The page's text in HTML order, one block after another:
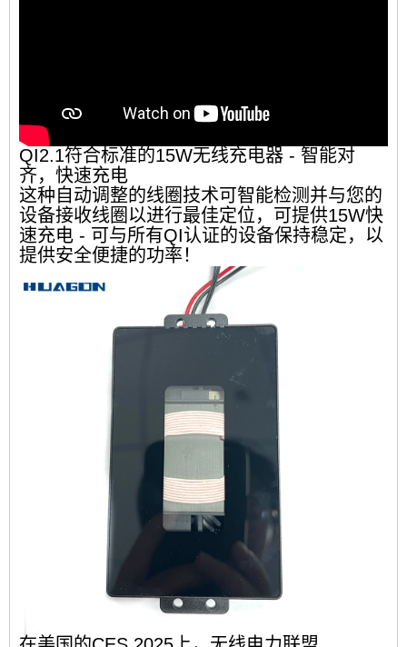
QI2.1符合标准的15W无线充电器 - 智能对
齐，快速充电
这种自动调整的线圈技术可智能检测并与您的
设备接收线圈以进行最佳定位，可提供15W快
速充电 - 可与所有QI认证的设备保持稳定，以
提供安全便捷的功率！